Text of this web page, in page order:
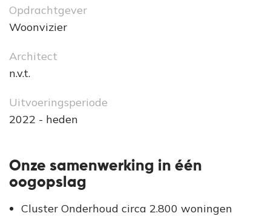
Opdrachtgever
Woonvizier
Architect
n.v.t.
Uitvoeringsperiode
2022 - heden
Onze samenwerking in één
oogopslag
Cluster Onderhoud circa 2.800 woningen